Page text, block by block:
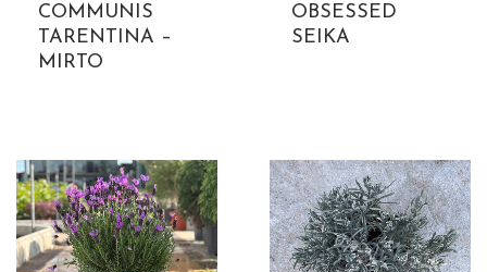
COMMUNIS
TARENTINA –
MIRTO
OBSESSED
SEIKA